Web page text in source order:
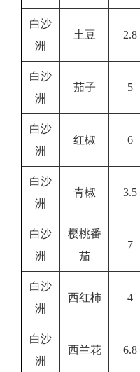
白沙
洲
土豆 2.8
白沙
洲
茄子 5
白沙
洲
红椒 6
白沙
洲
青椒 3.5
白沙
洲
樱桃番
茄
7
白沙
洲
西红柿 4
白沙
洲
西兰花 6.8